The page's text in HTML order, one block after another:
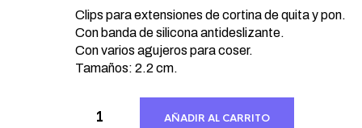
Clips para extensiones de cortina de quita y pon.
Con banda de silicona antideslizante.
Con varios agujeros para coser.
Tamaños: 2.2 cm.
AÑADIR AL CARRITO